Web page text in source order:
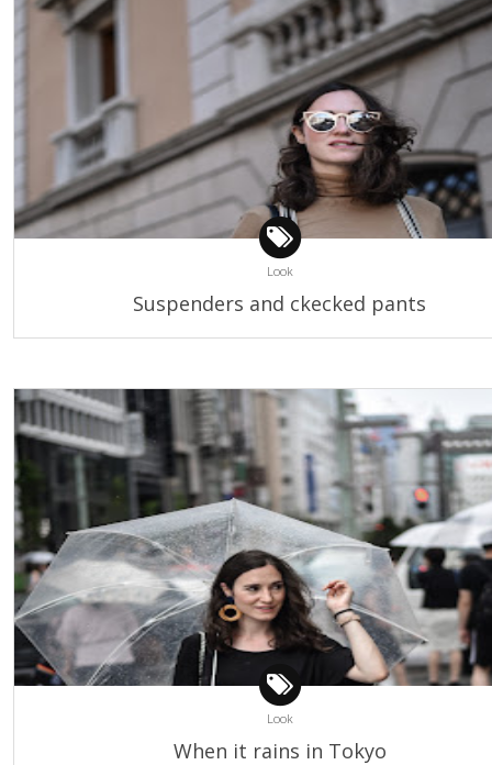
Look
Suspenders and ckecked pants
Look
When it rains in Tokyo